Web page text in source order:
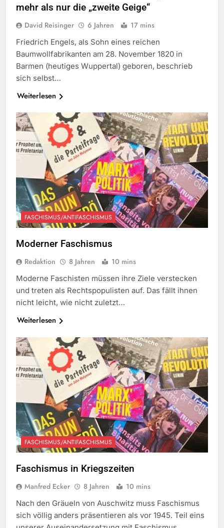
mehr als nur die „zweite Geige“
David Reisinger 6 Jahren 17 mins
Friedrich Engels, als Sohn eines reichen
Baumwollfabrikanten am 28. November 1820 in
Barmen (heutiges Wuppertal) geboren, beschrieb
sich selbst…
Weiterlesen
FASCHISMUS/ANTIFASCHISMUS
Moderner Faschismus
Redaktion 8 Jahren 10 mins
Moderne Faschisten müssen ihre Ziele verstecken
und treten als Rechtspopulisten auf. Das fällt ihnen
nicht leicht, wie nicht zuletzt…
Weiterlesen
FASCHISMUS/ANTIFASCHISMUS
Faschismus in Kriegszeiten
Manfred Ecker 8 Jahren 10 mins
Nach den Gräueln von Auschwitz muss Faschismus
sich völlig anders präsentieren als vor 1945. Teil eins